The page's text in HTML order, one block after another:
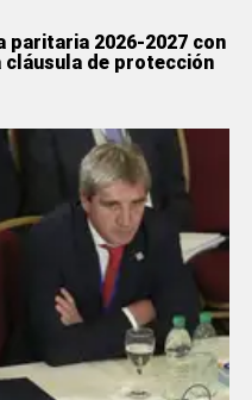
paritaria 2026-2027 con
cláusula de protección